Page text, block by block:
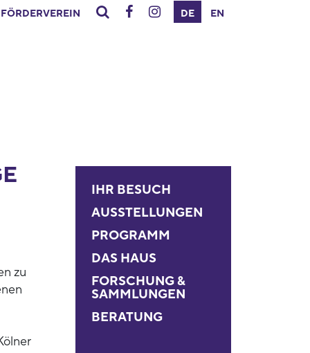
FÖRDERVEREIN DE EN
zu
IHR BESUCH
AUSSTELLUNGEN
PROGRAMM
DAS HAUS
FORSCHUNG &
SAMMLUNGEN
BERATUNG